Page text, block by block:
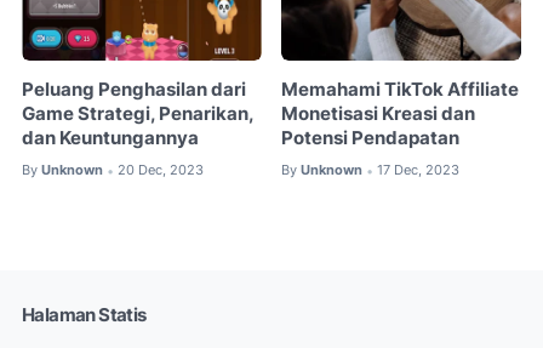
Peluang Penghasilan dari
Game Strategi, Penarikan,
dan Keuntungannya
By Unknown • 20 Dec, 2023
Memahami TikTok Affiliate
Monetisasi Kreasi dan
Potensi Pendapatan
By Unknown • 17 Dec, 2023
Halaman Statis